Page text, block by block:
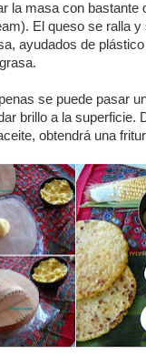
la masa con bastante
El queso se ralla
ayudados de
se puede pasar
brillo a la superficie.
obtendrá una